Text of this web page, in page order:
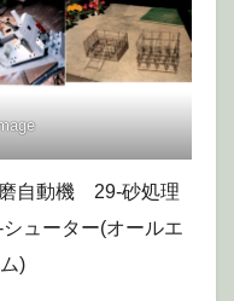
自動機 29-砂処理
ューター(オールエ
)